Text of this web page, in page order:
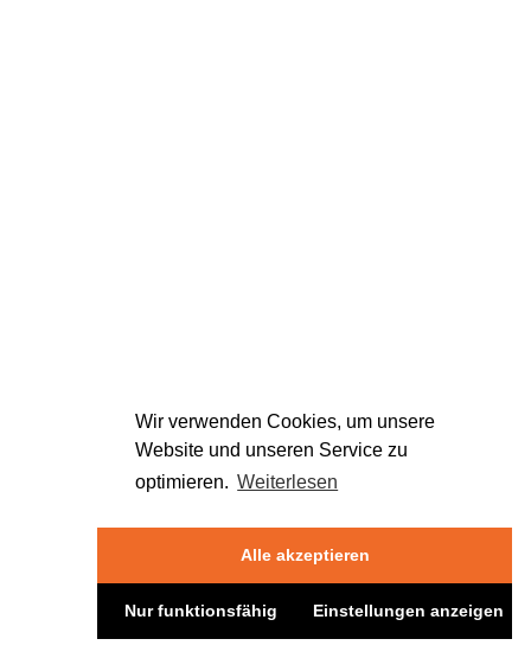
Wir verwenden Cookies, um unsere
Website und unseren Service zu
optimieren. Weiterlesen
Alle akzeptieren
Nur funktionsfähig Einstellungen anzeigen